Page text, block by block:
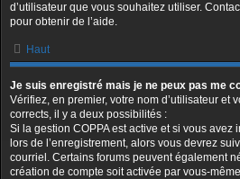
d’utilisateur que vous souhaitez utiliser.
pour obtenir de l’aide.
Haut
Je suis enregistré mais je ne peux pas me
Vérifiez, en premier, votre nom d’utilisateur et
corrects, il y a deux possibilités :
Si la gestion COPPA est active et si vous
lors de l’enregistrement, alors vous devrez
courriel. Certains forums peuvent également
création de compte soit activée par vous-